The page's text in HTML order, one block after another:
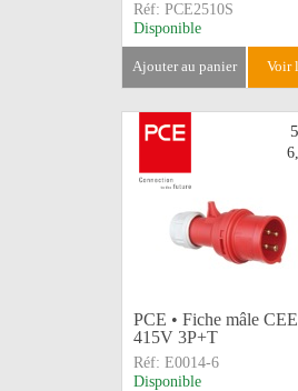
Réf: PCE2510S
Disponible
ajouter au panier
PCE • Fiche mâle
415V 3P+T
Réf: E0014-6
Disponible